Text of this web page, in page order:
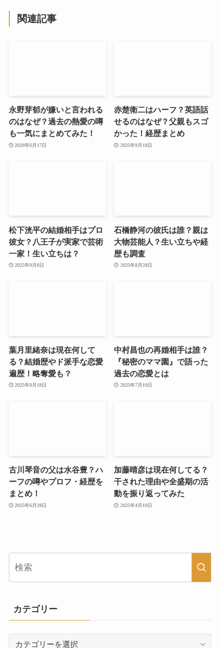
関連記事
永野芽郁が嫌いと言われる
のはなぜ？過去の熱愛の噂
も一気にまとめてみた！
2026年6月17日
赤楚衛二はハーフ？英語話
せるのはなぜ？父親もスゴ
かった！経歴まとめ
2025年9月18日
松下洸平の結婚相手はプロ
彼女？八王子が実家で芸術
一家！生い立ちは？
2025年9月8日
石橋静河の彼氏は誰？親は
大物芸能人？生い立ちや経
歴も調査
2025年8月28日
葉月里緒奈は現在何して
る？結婚歴やド派手な恋愛
遍歴！略奪愛も？
2025年8月18日
中村昌也の再婚相手は誰？
『秘密のママ園』で語った
過去の恋愛とは
2025年7月10日
古川琴音の父は水谷豊？ハ
ーフの噂やプロフ・経歴を
まとめ！
2025年6月28日
加藤晴彦は現在何してる？
干された理由や全盛期の活
動を振り返ってみた
2025年4月10日
カテゴリー